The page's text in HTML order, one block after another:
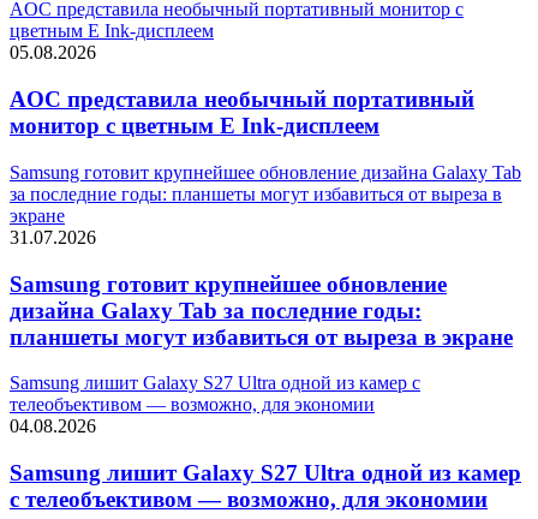
AOC представила необычный портативный монитор с
цветным E Ink-дисплеем
05.08.2026
AOC представила необычный портативный
монитор с цветным E Ink-дисплеем
Samsung готовит крупнейшее обновление дизайна Galaxy Tab
за последние годы: планшеты могут избавиться от выреза в
экране
31.07.2026
Samsung готовит крупнейшее обновление
дизайна Galaxy Tab за последние годы:
планшеты могут избавиться от выреза в экране
Samsung лишит Galaxy S27 Ultra одной из камер с
телеобъективом — возможно, для экономии
04.08.2026
Samsung лишит Galaxy S27 Ultra одной из камер
с телеобъективом — возможно, для экономии